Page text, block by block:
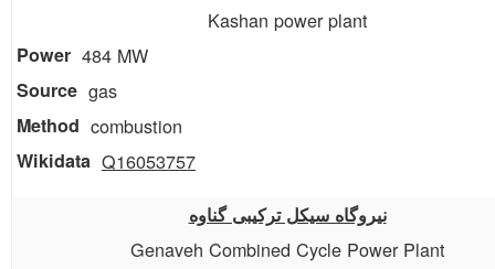
Kashan power plant
484 MW
gas
combustion
Q16053757
نیروگاه سیکل ترکیبی گناوه
Genaveh Combined Cycle Power Plant